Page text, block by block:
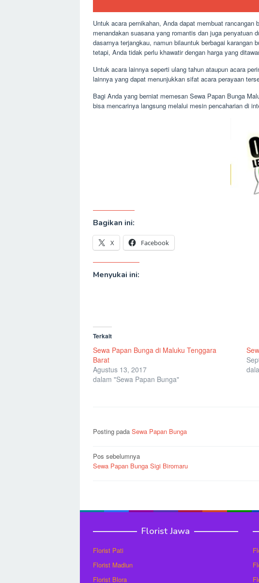
Untuk acara pernikahan, Anda dapat membuat
menandakan suasana yang romantis dan juga penyatuan
dasarnya terjangkau, namun bilauntuk berbagai karangan
tetapi, Anda tidak perlu khawatir dengan harga yang
Untuk acara lainnya seperti ulang tahun ataupun acara
lainnya yang dapat menunjukkan sifat acara perayaan
Bagi Anda yang berniat memesan Sewa Papan Bunga
bisa mencarinya langsung melalui mesin pencaharian di
Bagikan ini:
X Facebook
Menyukai ini:
Terkait
Sewa Papan Bunga di Maluku Tenggara
Barat
Agustus 13, 2017
dalam "Sewa Papan Bunga"
Posting pada Sewa Papan Bunga
Navigasi
pos
Pos sebelumnya
Sewa Papan Bunga Sigi Biromaru
Florist Jawa
Florist Pati
Florist Madiun
Florist Blora